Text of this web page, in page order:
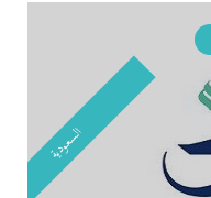
السعودية